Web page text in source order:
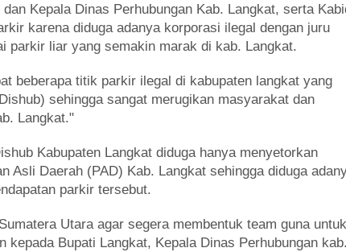
Kepala Dinas Perhubungan Kab. Langkat, serta
karena diduga adanya korporasi ilegal dengan juru
parkir liar yang semakin marak di kab. Langkat.
beberapa titik parkir ilegal di kabupaten langkat yang
sehingga sangat merugikan masyarakat dan
Langkat."
Kabupaten Langkat diduga hanya menyetorkan
Asli Daerah (PAD) Kab. Langkat sehingga diduga
parkir tersebut.
Utara agar segera membentuk team guna untuk
Bupati Langkat, Kepala Dinas Perhubungan